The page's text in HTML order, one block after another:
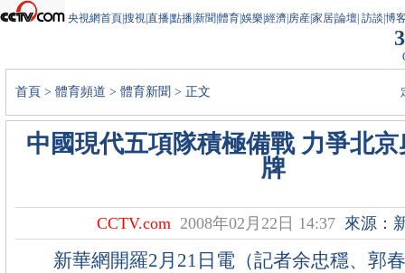
央視網首頁搜視直播點播新聞 體育娛樂 經濟 房産家居論壇 訪談 博
首頁 > 體育頻道 > 體育新聞 > 正文
中國現代五項隊積極備戰 力爭北
牌
CCTV.com 2008年02月22日 14:37來源：
新華網開羅2月21日電（記者余忠穩、郭